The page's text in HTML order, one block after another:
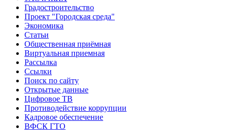
Градостроительство
Проект "Городская среда"
Экономика
Статьи
Общественная приёмная
Виртуальная приемная
Рассылка
Ссылки
Поиск по сайту
Открытые данные
Цифровое ТВ
Противодействие коррупции
Кадровое обеспечение
ВФСК ГТО